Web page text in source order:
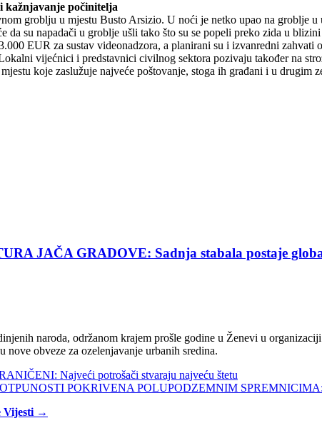
kažnjavanje počinitelja
groblju u mjestu Busto Arsizio. U noći je netko upao na groblje
da su napadači u groblje ušli tako što su se popeli preko zida u
EUR za sustav videonadzora, a planirani su i izvanredni
vijećnici i predstavnici civilnog sektora pozivaju također na
koje zaslužuje najveće poštovanje, stoga ih građani i u drugim
JAČA GRADOVE: Sadnja stabala postaje
naroda, održanom krajem prošle godine u Ženevi u
nove obveze za ozelenjavanje urbanih sredina.
Najveći potrošači stvaraju najveću štetu
POKRIVENA POLUPODZEMNIM SPREMNICIMA:
Vijesti →